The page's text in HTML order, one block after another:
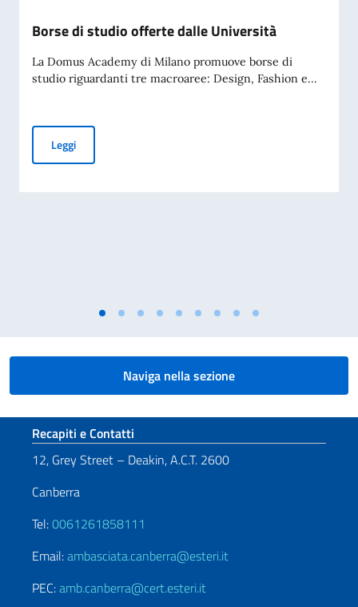
Borse di studio offerte dalle Università
La Domus Academy di Milano promuove borse di
studio riguardanti tre macroaree: Design, Fashion e...
LeggiBorse di studio offerte dalle Università
Naviga nella sezione
Sezione footer
Recapiti e Contatti
12, Grey Street – Deakin, A.C.T. 2600
Canberra
Tel:0061261858111
Email:ambasciata.canberra@esteri.it
PEC:amb.canberra@cert.esteri.it